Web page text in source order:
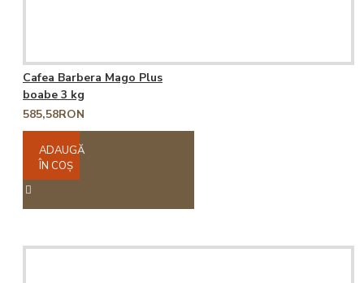
Cafea Barbera Mago Plus
boabe 3 kg
585,58RON
ADAUGĂ
ÎN COŞ